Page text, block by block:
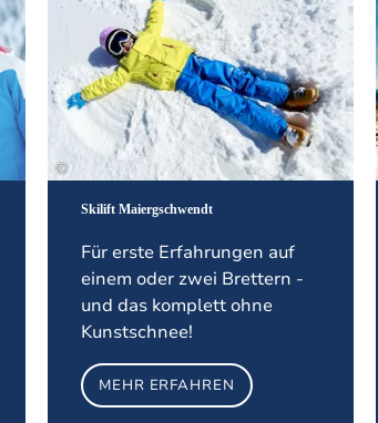
©
Skilift Maiergschwendt
Für erste Erfahrungen auf
einem oder zwei Brettern -
und das komplett ohne
Kunstschnee!
MEHR ERFAHREN